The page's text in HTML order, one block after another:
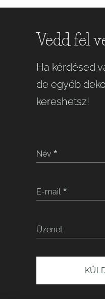
Vedd fel
Ha kérdésed
de egyéb
kereshetsz!
Név
E-mail
Üzenet